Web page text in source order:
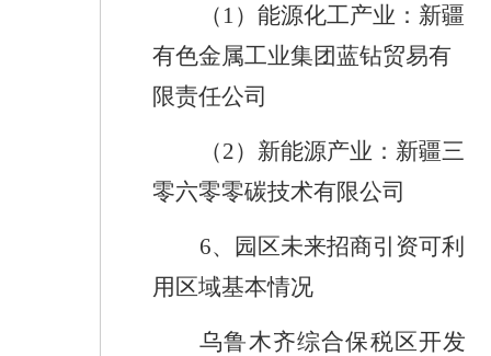
（ 1 ）能源化工产业：新疆
有色金属工业集团蓝钻贸易有
限责任公司
（2） 新能源产业：新疆三
零六零零碳技术有限公司
6、
园区未来招商引资可利
用区域基本情况
乌鲁木齐综合保税区开发